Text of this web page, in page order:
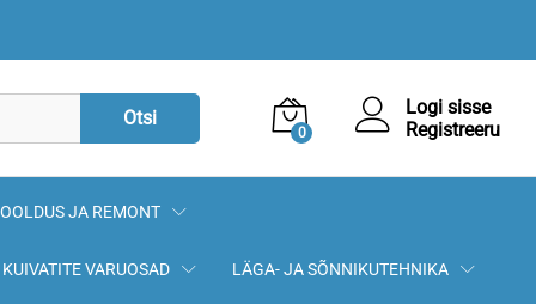
Otsi
0
Logi sisse
Registreeru
JA REMONT
KUIVATITE VARUOSAD LÄGA- JA SÕNNIKUTEHNIKA